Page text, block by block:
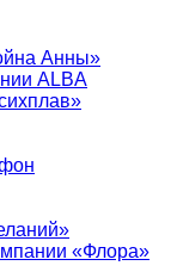
Анны»
ALBA
«Флора»